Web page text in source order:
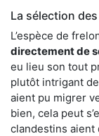
La sélection
L’espèce de
directement de
eu lieu son tout
plutôt intrigant
aient pu migrer
bien, cela peut
clandestins aient